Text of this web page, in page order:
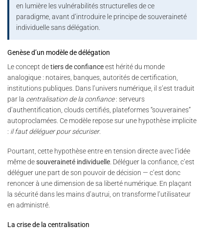
en lumière les vulnérabilités structurelles de ce
paradigme, avant d’introduire le principe de souveraineté
individuelle sans délégation.
Genèse d’un modèle de délégation
Le concept detiers de confianceest hérité du monde
analogique : notaires, banques, autorités de certification,
institutions publiques. Dans l’univers numérique, il s’est traduit
par la centralisation de la confiance: serveurs
d’authentification, clouds certifiés, plateformes “souveraines”
autoproclamées. Ce modèle repose sur une hypothèse implicite
: il faut déléguer pour sécuriser.
Pourtant, cette hypothèse entre en tension directe avec l’idée
même desouveraineté individuelle . Déléguer la confiance, c’est
déléguer une part de son pouvoir de décision — c’est donc
renoncer à une dimension de sa liberté numérique. En plaçant
la sécurité dans les mains d’autrui, on transforme l’utilisateur
en administré.
La crise de la centralisation